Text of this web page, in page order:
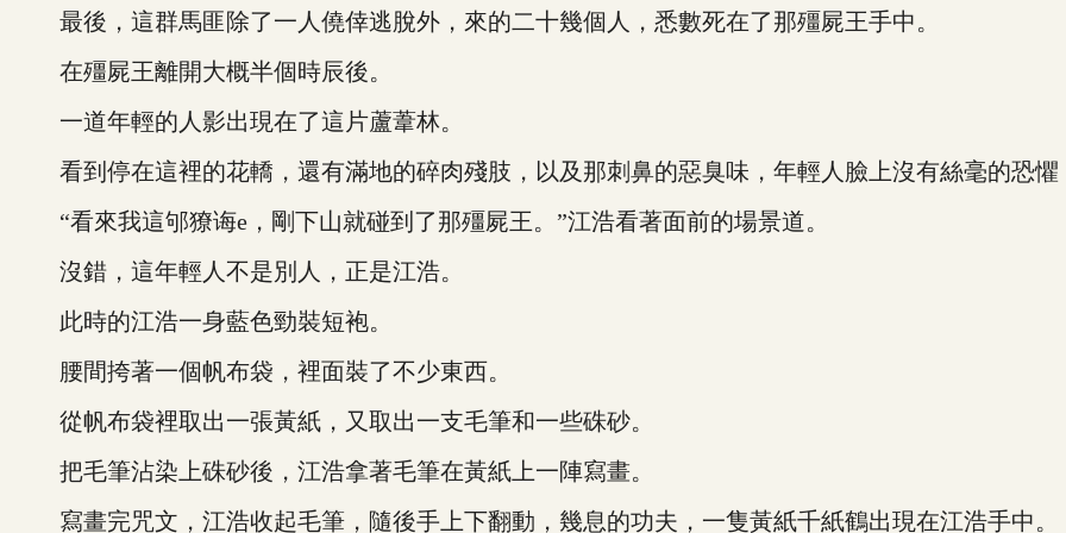
最後，這群馬匪除了一人僥倖逃脫外，來的二十幾個人，悉數死在了那殭屍王手中。
在殭屍王離開大概半個時辰後。
一道年輕的人影出現在了這片蘆葦林。
看到停在這裡的花轎，還有滿地的碎肉殘肢，以及那刺鼻的惡臭味，年輕人臉上沒有絲毫的恐懼
“看來我這邭獠诲e，剛下山就碰到了那殭屍王。”江浩看著面前的場景道。
沒錯，這年輕人不是別人，正是江浩。
此時的江浩一身藍色勁裝短袍。
腰間挎著一個帆布袋，裡面裝了不少東西。
從帆布袋裡取出一張黃紙，又取出一支毛筆和一些硃砂。
把毛筆沾染上硃砂後，江浩拿著毛筆在黃紙上一陣寫畫。
寫畫完咒文，江浩收起毛筆，隨後手上下翻動，幾息的功夫，一隻黃紙千紙鶴出現在江浩手中。